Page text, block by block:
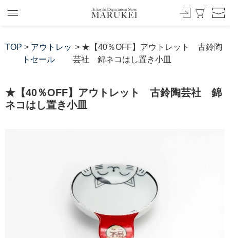
TOP > アウトレッ
トセール
> ★【40％OFF】アウトレット 古鈴陶
芸社 錦ネコはし置き小皿
★【40％OFF】アウトレット 古鈴陶芸社 錦
ネコはし置き小皿